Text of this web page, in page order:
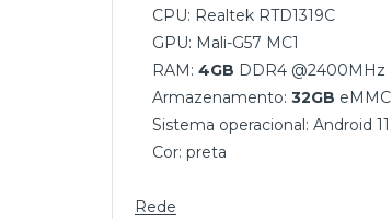
CPU: Realtek RTD1319C
GPU: Mali-G57 MC1
RAM: 4GB DDR4 @2400MHz
Armazenamento: 32GB eMMC
Sistema operacional: Android 11
Cor: preta
Rede